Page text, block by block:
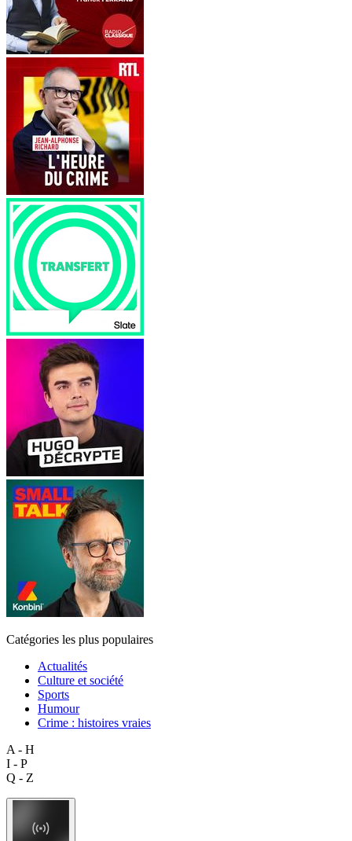
Catégories les plus populaires
Actualités
Culture et société
Sports
Humour
Crime : histoires vraies
A - H
I - P
Q - Z